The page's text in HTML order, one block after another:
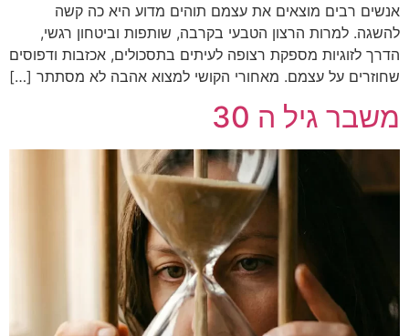
אנשים רבים מוצאים את עצמם תוהים מדוע היא כה קשה
להשגה. למרות הרצון הטבעי בקרבה, שותפות וביטחון רגשי,
הדרך לזוגיות מספקת רצופה לעיתים בתסכולים, אכזבות ודפוסים
שחוזרים על עצמם. מאחורי הקושי למצוא אהבה לא מסתתר […]
משבר גיל ה 30